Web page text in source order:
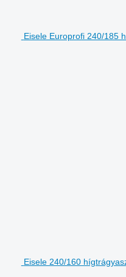
Eisele Europrofi 240/185
Eisele 240/160